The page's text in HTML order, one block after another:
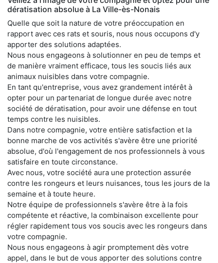
dératisation absolue à La Ville-ès-Nonais
Quelle que soit la nature de votre préoccupation en
rapport avec ces rats et souris, nous nous occupons d'y
apporter des solutions adaptées.
Nous nous engageons à solutionner en peu de temps et
de manière vraiment efficace, tous les soucis liés aux
animaux nuisibles dans votre compagnie.
En tant qu'entreprise, vous avez grandement intérêt à
opter pour un partenariat de longue durée avec notre
société de dératisation, pour avoir une défense en tout
temps contre les nuisibles.
Dans notre compagnie, votre entière satisfaction et la
bonne marche de vos activités s'avère être une priorité
absolue, d'où l'engagement de nos professionnels à vous
satisfaire en toute circonstance.
Avec nous, votre société aura une protection assurée
contre les rongeurs et leurs nuisances, tous les jours de la
semaine et à toute heure.
Notre équipe de professionnels s'avère être à la fois
compétente et réactive, la combinaison excellente pour
régler rapidement tous vos soucis avec les rongeurs dans
votre compagnie.
Nous nous engageons à agir promptement dès votre
appel, dans le but de vous apporter des solutions contre